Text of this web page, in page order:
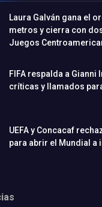
Laura Galván gana el
metros y cierra con
Juegos
FIFA respalda a Gianni
críticas y llamados
UEFA y Concacaf
para abrir el Mundial a